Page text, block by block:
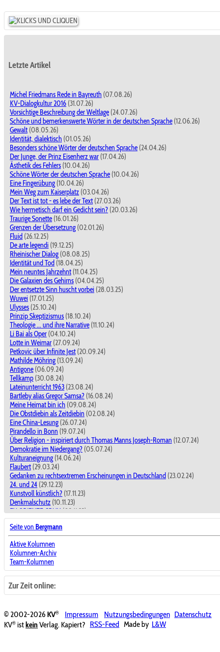
Letzte Artikel
Michel Friedmans Rede in Bayreuth (07.08.26)
KV-Dialogkultur 2016 (31.07.26)
Vorsichtige Beschreibung der Weltlage (24.07.26)
Schöne und bemerkenswerte Wörter in der deutschen Sprache (12.06.26)
Gewalt (08.05.26)
Identität, dialektisch (01.05.26)
Besonders schöne Wörter der deutschen Sprache (24.04.26)
Der Junge, der Prinz Eisenherz war (17.04.26)
Ästhetik des Fehlers (10.04.26)
Schöne Wörter der deutschen Sprache (10.04.26)
Eine Fingerübung (10.04.26)
Mein Weg zum Kaiserplatz (03.04.26)
Der Text ist tot - es lebe der Text (27.03.26)
Wie hermetisch darf ein Gedicht sein? (20.03.26)
Traurige Sonette (16.01.26)
Grenzen der Übersetzung (02.01.26)
Fluid (26.12.25)
De arte legendi (19.12.25)
Rheinischer Dialog (08.08.25)
Identität und Tod (18.04.25)
Mein neuntes Jahrzehnt (11.04.25)
Die Galaxien des Gehirns (04.04.25)
Der entsetzte Sinn huscht vorbei (28.03.25)
Wuwei (17.01.25)
Ulysses (25.10.24)
Prinzip Skeptizismus (18.10.24)
Theologie ... und ihre Narrative (11.10.24)
Li Bai als Oper (04.10.24)
Lotte in Weimar (27.09.24)
Petkovic über Infinite Jest (20.09.24)
Mathilde Möhring (13.09.24)
Antigone (06.09.24)
Tellkamp (30.08.24)
Lateinunterricht 1963 (23.08.24)
Bartleby alias Gregor Samsa? (16.08.24)
Meine Heimat bin ich (09.08.24)
Die Obstdiebin als Zeitdiebin (02.08.24)
Eine China-Lesung (26.07.24)
Pirandello in Bonn (19.07.24)
Über Religion - inspiriert durch Thomas Manns Joseph-Roman (12.07.24)
Demokratie im Niedergang? (05.07.24)
Kulturaneignung (14.06.24)
Flaubert (29.03.24)
Gedanken zu rechtsextremen Erscheinungen in Deutschland (23.02.24)
24. und 24 (29.12.23)
Kunstvoll künstlich? (17.11.23)
Denkmalschutz (10.11.23)
EX ORIENTE CRUX(03.11.23)
SAID(18.08.23)
Frühe Kunstbegegnungen
ctd(12.05.23)
Das Reich der Mitte - die goldene Mitte?
Wondratscheks Selbstliebe
Die Moral in Zeiten des Moralismus
Literatur in Studium und Unterricht(18.11.22)
Fluid(11.11.22)
Gottesbilder(04.11.22)
Zu Raoul Schrotts Pamphlet wider die modische Dichtung
TLÖN, UQBAR, ORBIS TERTIUS(07.10.22)
826. Kolumne(24.06.22)
Seite von Bergmann
Aktive Kolumnen
Kolumnen-Archiv
Team-Kolumnen
Zur Zeit online:
© 2002-2026KV® Impressum Nutzungsbedingungen Datenschutz
KV® istkein Verlag. Kapiert? RSS-Feed Made by L&W